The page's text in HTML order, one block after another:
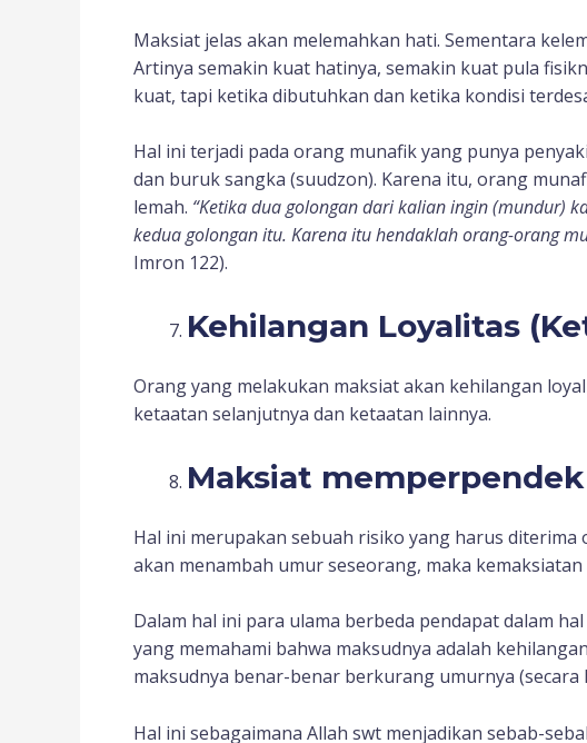
Maksiat jelas akan melemahkan hati. Sementara
Artinya semakin kuat hatinya, semakin kuat pula
kuat, tapi ketika dibutuhkan dan ketika kondisi
Hal ini terjadi pada orang munafik yang punya
dan buruk sangka (suudzon). Karena itu, orang
lemah. “Ketika dua golongan dari kalian ingin (mundur)
kedua golongan itu. Karena itu hendaklah orang-orang
Imron 122).
Kehilangan Loyalitas
Orang yang melakukan maksiat akan kehilangan
ketaatan selanjutnya dan ketaatan lainnya.
Maksiat
Hal ini merupakan sebuah risiko yang harus diterima
akan menambah umur seseorang, maka
Dalam hal ini para ulama berbeda pendapat dalam
yang memahami bahwa maksudnya adalah
maksudnya benar-benar berkurang umurnya (secara
Hal ini sebagaimana Allah swt menjadikan sebab-